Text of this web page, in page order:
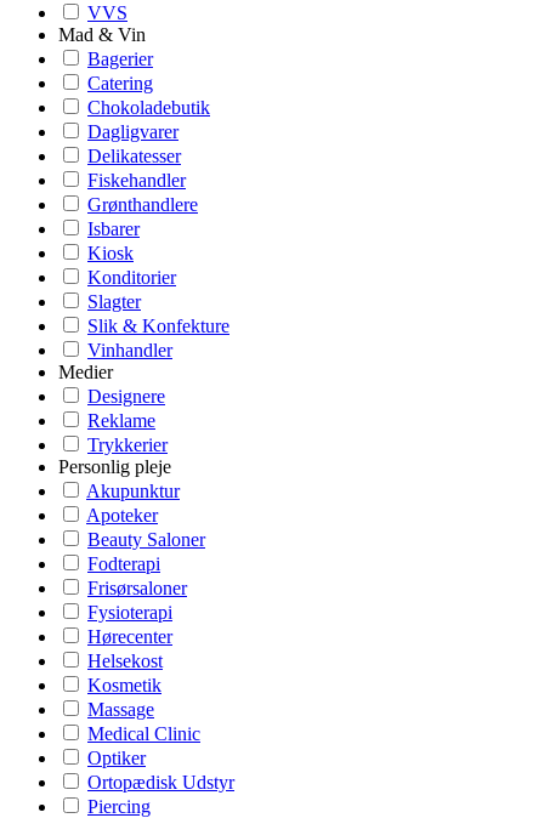
VVS
Mad & Vin
Bagerier
Catering
Chokoladebutik
Dagligvarer
Delikatesser
Fiskehandler
Grønthandlere
Isbarer
Kiosk
Konditorier
Slagter
Slik & Konfekture
Vinhandler
Medier
Designere
Reklame
Trykkerier
Personlig pleje
Akupunktur
Apoteker
Beauty Saloner
Fodterapi
Frisørsaloner
Fysioterapi
Hørecenter
Helsekost
Kosmetik
Massage
Medical Clinic
Optiker
Ortopædisk Udstyr
Piercing